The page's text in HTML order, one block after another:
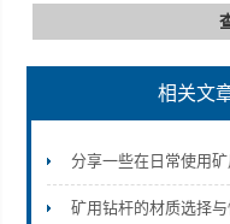
相关文
分享一些在日常使用
矿用钻杆的材质选择